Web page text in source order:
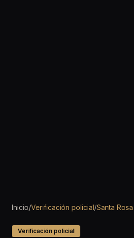
Inicio/Verificación policial/Santa Rosa
Verificación policial